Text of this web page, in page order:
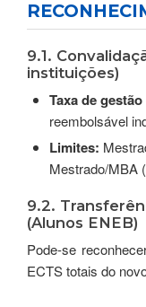
9.1.
instituições)
Taxa de
reembolsável
Limites:
Mestrado/MBA
9.2.
(Alunos ENEB)
Pode-se
ECTS totais do